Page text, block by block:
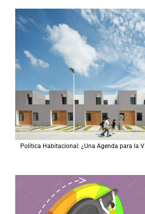
Política Habitacional: ¿Una Agenda para la